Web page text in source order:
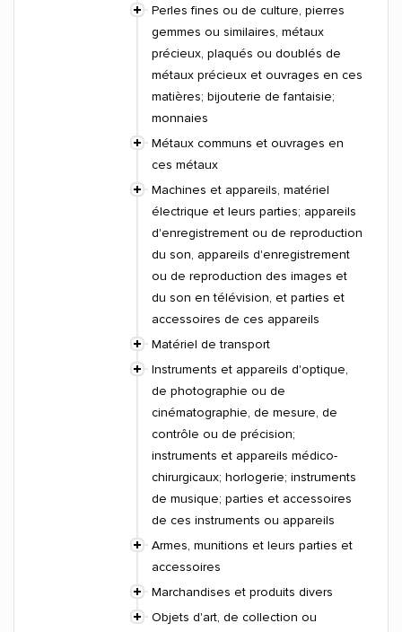
Perles fines ou de culture, pierres
gemmes ou similaires, métaux
précieux, plaqués ou doublés de
métaux précieux et ouvrages en ces
matières; bijouterie de fantaisie;
monnaies
Métaux communs et ouvrages en
ces métaux
Machines et appareils, matériel
électrique et leurs parties; appareils
d'enregistrement ou de reproduction
du son, appareils d'enregistrement
ou de reproduction des images et
du son en télévision, et parties et
accessoires de ces appareils
Matériel de transport
Instruments et appareils d'optique,
de photographie ou de
cinématographie, de mesure, de
contrôle ou de précision;
instruments et appareils médico-
chirurgicaux; horlogerie; instruments
de musique; parties et accessoires
de ces instruments ou appareils
Armes, munitions et leurs parties et
accessoires
Marchandises et produits divers
Objets d'art, de collection ou